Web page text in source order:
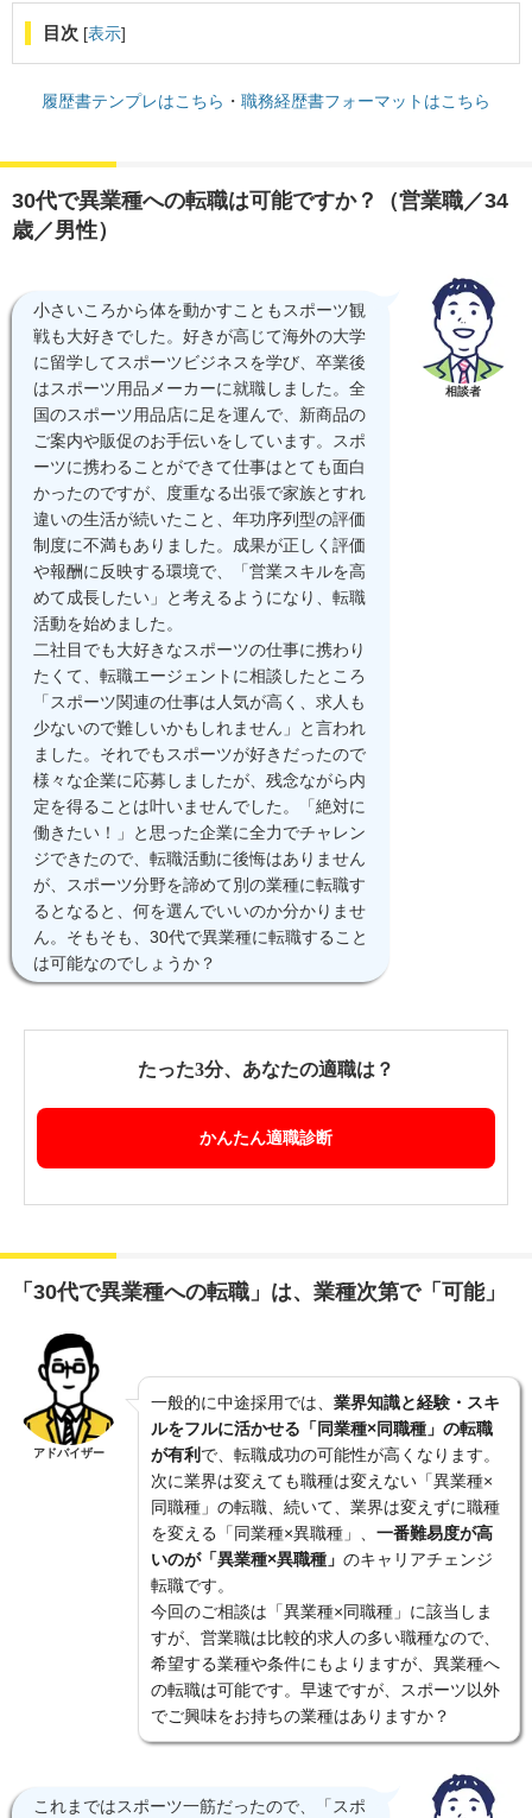
目次 [表示]
履歴書テンプレはこちら ・ 職務経歴書フォーマットはこちら
30代で異業種への転職は可能ですか？（営業職／34
歳／男性）
小さいころから体を動かすこともスポーツ観
戦も大好きでした。好きが高じて海外の大学
に留学してスポーツビジネスを学び、卒業後
はスポーツ用品メーカーに就職しました。全
国のスポーツ用品店に足を運んで、新商品の
ご案内や販促のお手伝いをしています。スポ
ーツに携わることができて仕事はとても面白
かったのですが、度重なる出張で家族とすれ
違いの生活が続いたこと、年功序列型の評価
制度に不満もありました。成果が正しく評価
や報酬に反映する環境で、「営業スキルを高
めて成長したい」と考えるようになり、転職
活動を始めました。
二社目でも大好きなスポーツの仕事に携わり
たくて、転職エージェントに相談したところ
「スポーツ関連の仕事は人気が高く、求人も
少ないので難しいかもしれません」と言われ
ました。それでもスポーツが好きだったので
様々な企業に応募しましたが、残念ながら内
定を得ることは叶いませんでした。「絶対に
働きたい！」と思った企業に全力でチャレン
ジできたので、転職活動に後悔はありません
が、スポーツ分野を諦めて別の業種に転職す
るとなると、何を選んでいいのか分かりませ
ん。そもそも、30代で異業種に転職すること
は可能なのでしょうか？
相談者
たった3分、あなたの適職は？
かんたん適職診断
「30代で異業種への転職」は、業種次第で「可能」
アドバイザー
一般的に中途採用では、 業界知識と経験・スキ
ルをフルに活かせる「同業種×同職種」の転職
が有利 で、転職成功の可能性が高くなります。
次に業界は変えても職種は変えない「異業種×
同職種」の転職、続いて、業界は変えずに職種
を変える「同業種×異職種」、 一番難易度が高
いのが「異業種×異職種」 のキャリアチェンジ
転職です。
今回のご相談は「異業種×同職種」に該当しま
すが、営業職は比較的求人の多い職種なので、
希望する業種や条件にもよりますが、異業種へ
の転職は可能です。早速ですが、スポーツ以外
でご興味をお持ちの業種はありますか？
これまではスポーツ一筋だったので、「スポ